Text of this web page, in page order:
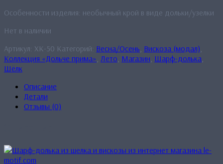
Особенности изделия: необычный крой в виде дольки/узелки
Нет в наличии
Артикул: XK-50 Категорий: Весна/Осень Вискоза (модал)
Коллекция «Дольче прима» Лето Магазин Шарф-долька
Шёлк
Описание
Детали
Отзывы (0)